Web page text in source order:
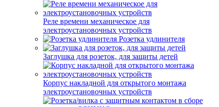
Реле времени механическое для
электроустановочных устройств
Розетка удлинителя
Заглушка для розеток, для защиты детей
Корпус накладной для открытого монтажа
электроустановочных устройств